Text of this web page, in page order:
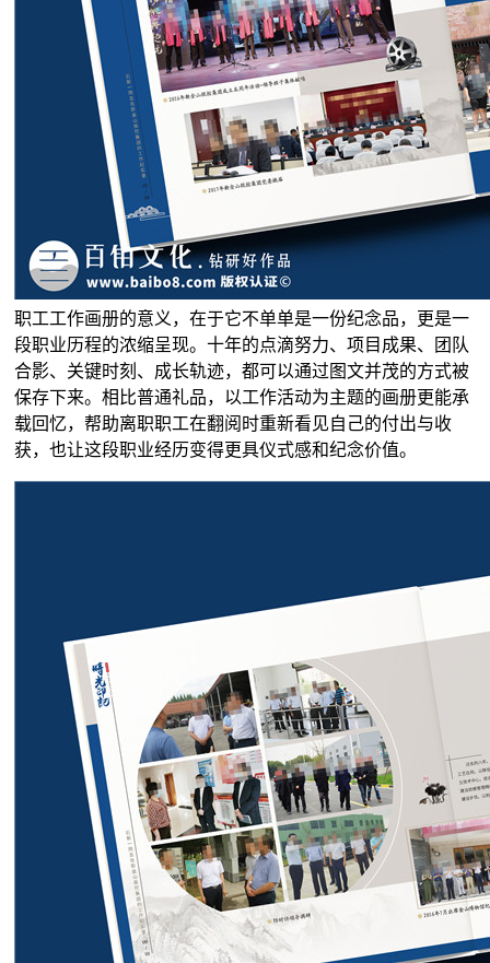
职工工作画册的意义，在于它不单单是一份纪念品，更是一
段职业历程的浓缩呈现。十年的点滴努力、项目成果、团队
合影、关键时刻、成长轨迹，都可以通过图文并茂的方式被
保存下来。相比普通礼品，以工作活动为主题的画册更能承
载回忆，帮助离职职工在翻阅时重新看见自己的付出与收
获，也让这段职业经历变得更具仪式感和纪念价值。